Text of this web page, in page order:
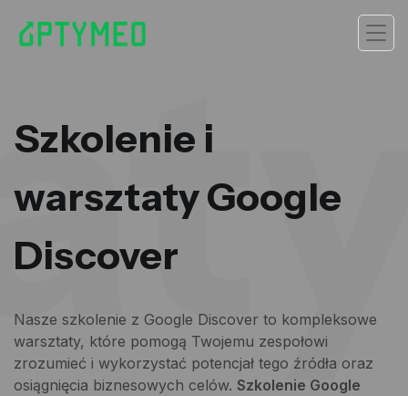
Szkolenie i
warsztaty Google
Discover
Nasze szkolenie z Google Discover to kompleksowe
warsztaty, które pomogą Twojemu zespołowi
zrozumieć i wykorzystać potencjał tego źródła oraz
osiągnięcia biznesowych celów. Szkolenie Google